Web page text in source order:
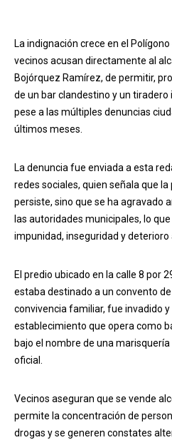
La indignación crece en el
vecinos acusan directamente al
Bojórquez Ramírez, de permitir,
de un bar clandestino y un
pese a las múltiples denuncias
últimos meses.
La denuncia fue enviada a esta
redes sociales, quien señala que
persiste, sino que se ha agravado
las autoridades municipales, lo
impunidad, inseguridad y deterioro
El predio ubicado en la calle 8 por
estaba destinado a un convento
convivencia familiar, fue invadido
establecimiento que opera como
bajo el nombre de una
oficial.
Vecinos aseguran que se vende
permite la concentración de
drogas y se generen constates